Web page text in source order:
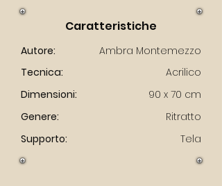
Caratteristiche
Autore:
Ambra Montemezzo
Tecnica:
Acrilico
Dimensioni:
90 x 70 cm
Genere:
Ritratto
Supporto:
Tela